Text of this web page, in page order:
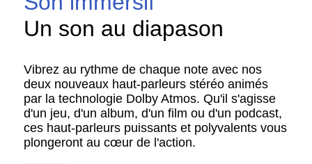
Un son au diapason
Vibrez au rythme de chaque note avec nos
deux nouveaux haut-parleurs stéréo animés
par la technologie Dolby Atmos. Qu'il s'agisse
d'un jeu, d'un album, d'un film ou d'un podcast,
ces haut-parleurs puissants et polyvalents vous
plongeront au cœur de l'action.